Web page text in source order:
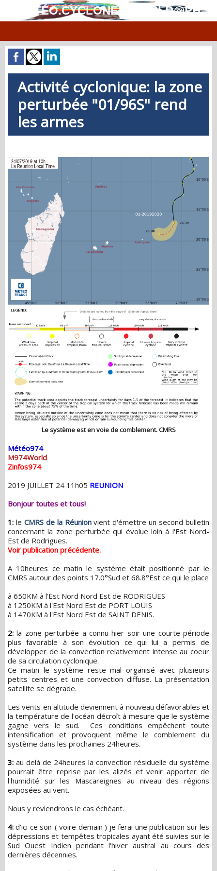
MÉTÉO.CYCLONES.WORLD@PH
Activité cyclonique: la zone
perturbée "01/96S" rend
les armes
Le système est en voie de comblement. CMRS
Météo974
M974World
Zinfos974
2019 JUILLET 24 11h05 REUNION
Bonjour toutes et tous!
1: le CMRS de la Réunionvient d'émettre un second bulletin
concernant la zone perturbée qui évolue loin à l'Est Nord-
Est de Rodrigues.
Voir publication précédente.
A 10heures ce matin le système était positionné par le
CMRS autour des points 17.0°Sud et 68.8°Est ce qui le place
à 650KM à l'Est Nord Nord Est de RODRIGUES
à 1250KM à l'Est Nord Est de PORT LOUIS
à 1470KM à l'Est Nord Est de SAINT DENIS.
2: la zone perturbée a connu hier soir une courte période
plus favorable à son évolution ce qui lui a permis de
développer de la convection relativement intense au coeur
de sa circulation cyclonique.
Ce matin le système reste mal organisé avec plusieurs
petits centres et une convection diffuse. La présentation
satellite se dégrade.
Les vents en altitude deviennent à nouveau défavorables et
la température de l'océan décroît à mesure que le système
gagne vers le sud. Ces conditions empêchent toute
intensification et provoquent même le comblement du
système dans les prochaines 24heures.
3: au delà de 24heures la convection résiduelle du système
pourrait être reprise par les alizés et venir apporter de
l'humidité sur les Mascareignes au niveau des régions
exposées au vent.
Nous y reviendrons le cas échéant.
4: d'ici ce soir ( voire demain ) je ferai une publication sur les
dépressions et tempêtes tropicales ayant été suivies sur le
Sud Ouest Indien pendant l'hiver austral au cours des
dernières décennies.